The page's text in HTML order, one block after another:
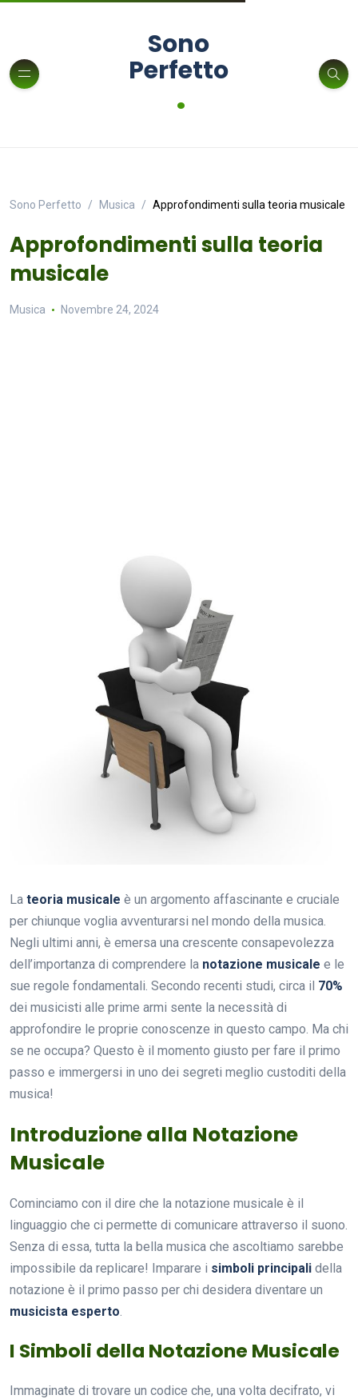
Sono
Perfetto
.
Sono Perfetto Musica Approfondimenti sulla teoria musicale
Approfondimenti sulla teoria
musicale
Musica Novembre 24, 2024
La teoria musicale è un argomento affascinante e cruciale
per chiunque voglia avventurarsi nel mondo della musica.
Negli ultimi anni, è emersa una crescente consapevolezza
dell’importanza di comprendere la notazione musicale e le
sue regole fondamentali. Secondo recenti studi, circa il 70%
dei musicisti alle prime armi sente la necessità di
approfondire le proprie conoscenze in questo campo. Ma chi
se ne occupa? Questo è il momento giusto per fare il primo
passo e immergersi in uno dei segreti meglio custoditi della
musica!
Introduzione alla Notazione
Musicale
Cominciamo con il dire che la notazione musicale è il
linguaggio che ci permette di comunicare attraverso il suono.
Senza di essa, tutta la bella musica che ascoltiamo sarebbe
impossibile da replicare! Imparare i simboli principali della
notazione è il primo passo per chi desidera diventare un
musicista esperto.
I Simboli della Notazione Musicale
Immaginate di trovare un codice che, una volta decifrato, vi